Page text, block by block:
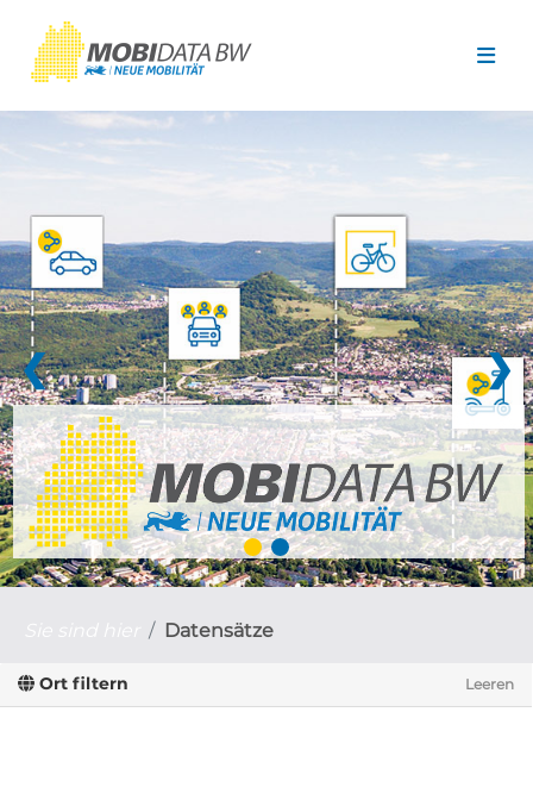
❮ ❯
Datensätze
Ort filtern Leeren